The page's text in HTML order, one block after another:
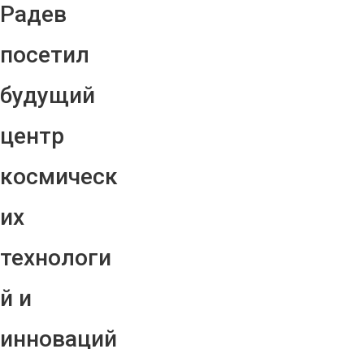
Радев
посетил
будущий
центр
космическ
их
технологи
й и
инноваций